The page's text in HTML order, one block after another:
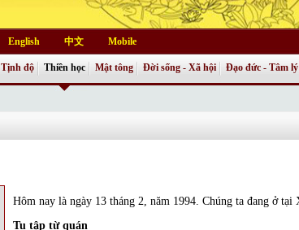
English 中文 Mobile
Tịnh độ Thiền học Mật tông Đời sống - Xã hội Đạo đức - Tâm
Hôm nay là ngày 13 tháng 2, năm 1994. Chúng ta đang ở
Tu tập từ quán